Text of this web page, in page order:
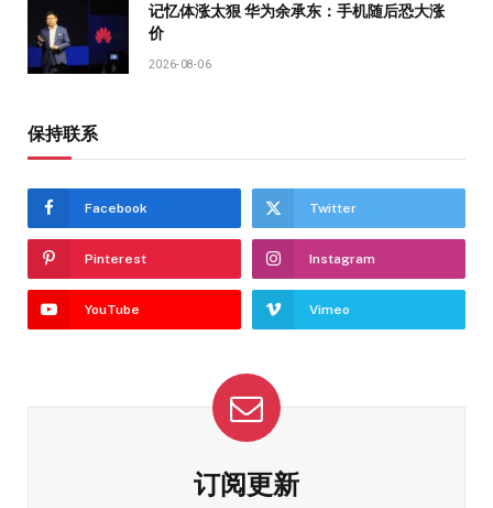
记忆体涨太狠 华为余承东：手机随后恐大涨
价
2026-08-06
保持联系
Facebook Twitter
Pinterest Instagram
YouTube Vimeo
订阅更新